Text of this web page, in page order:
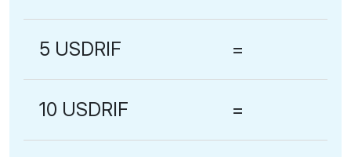
5 USDRIF =
10 USDRIF =